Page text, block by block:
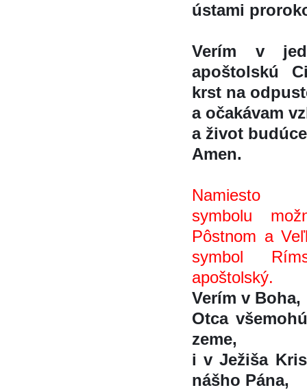
ústami
Verím v
apoštolskú
krst na
a očakávam
a život
Amen.
Namiesto
symbolu
Pôstnom a
symbol
apoštolský.
Verím v Boha,
Otca
zeme,
i v Ježiša
nášho Pána,